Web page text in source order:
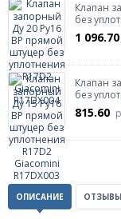
Клапан
без
1 096.70
Клапан
без
815.60
ОПИСАНИЕ